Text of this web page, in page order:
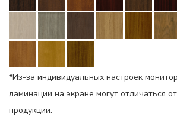
*Из-за индивидуальных настроек
ламинации на экране могут отличаться
продукции.